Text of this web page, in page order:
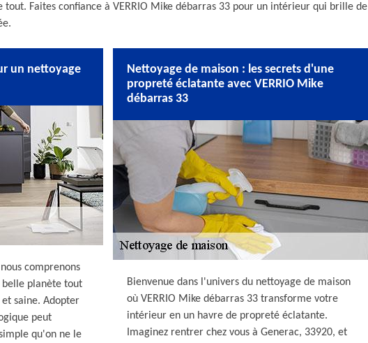
tout. Faites confiance à VERRIO Mike débarras 33 pour un intérieur qui brille de
un nettoyage
comprenons
planète tout
saine. Adopter
peut
qu'on ne le
Nettoyage de maison : les secrets d'une
propreté éclatante avec VERRIO Mike
débarras 33
Bienvenue dans l'univers du nettoyage de maison
où VERRIO Mike débarras 33 transforme votre
intérieur en un havre de propreté éclatante.
Imaginez rentrer chez vous à Generac, 33920, et